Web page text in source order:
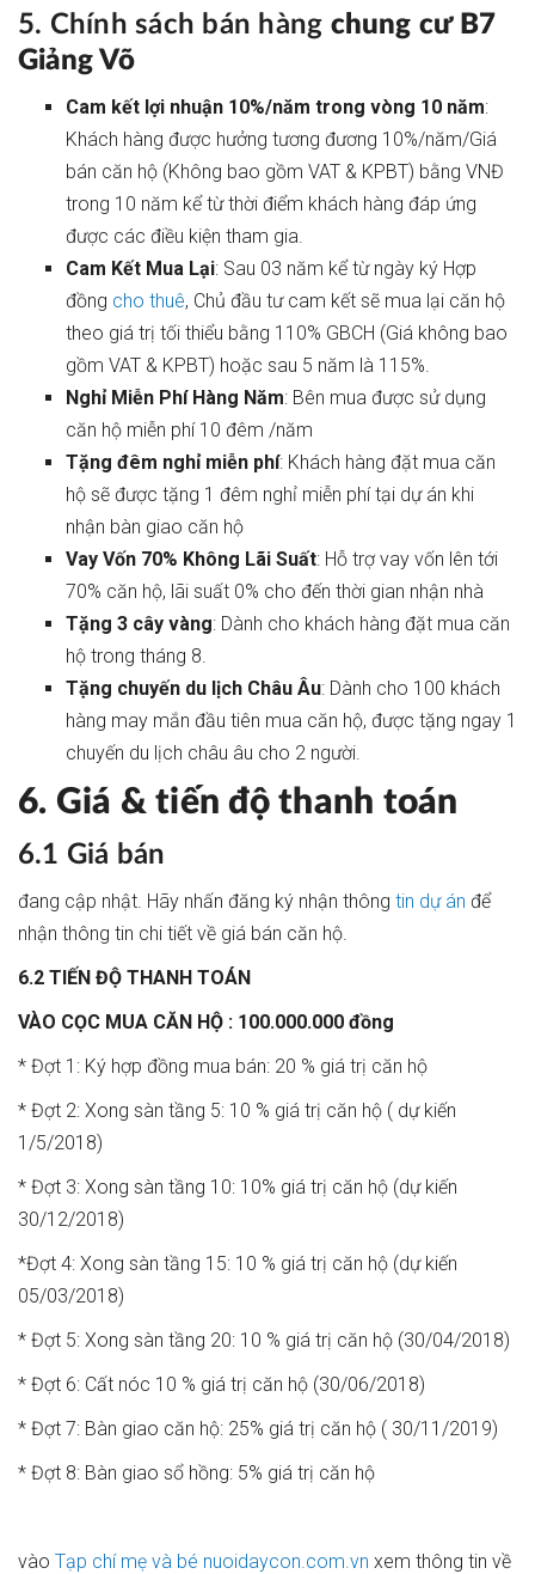
5. Chính sách bán hàng chung cư B7
Giảng Võ
Cam kết lợi nhuận 10%/năm trong vòng 10 năm:
Khách hàng được hưởng tương đương 10%/năm/Giá
bán căn hộ (Không bao gồm VAT & KPBT) bằng VNĐ
trong 10 năm kể từ thời điểm khách hàng đáp ứng
được các điều kiện tham gia.
Cam Kết Mua Lại: Sau 03 năm kể từ ngày ký Hợp
đồng cho thuê, Chủ đầu tư cam kết sẽ mua lại căn hộ
theo giá trị tối thiểu bằng 110% GBCH (Giá không bao
gồm VAT & KPBT) hoặc sau 5 năm là 115%.
Nghỉ Miễn Phí Hàng Năm: Bên mua được sử dụng
căn hộ miễn phí 10 đêm /năm
Tặng đêm nghỉ miễn phí: Khách hàng đặt mua căn
hộ sẽ được tặng 1 đêm nghỉ miễn phí tại dự án khi
nhận bàn giao căn hộ
Vay Vốn 70% Không Lãi Suất: Hỗ trợ vay vốn lên tới
70% căn hộ, lãi suất 0% cho đến thời gian nhận nhà
Tặng 3 cây vàng: Dành cho khách hàng đặt mua căn
hộ trong tháng 8.
Tặng chuyến du lịch Châu Âu: Dành cho 100 khách
hàng may mắn đầu tiên mua căn hộ, được tặng ngay 1
chuyến du lịch châu âu cho 2 người.
6. Giá & tiến độ thanh toán
6.1 Giá bán
đang cập nhật. Hãy nhấn đăng ký nhận thông tin dự án để
nhận thông tin chi tiết về giá bán căn hộ.
6.2 TIẾN ĐỘ THANH TOÁN
VÀO CỌC MUA CĂN HỘ : 100.000.000 đồng
* Đợt 1: Ký hợp đồng mua bán: 20 % giá trị căn hộ
* Đợt 2: Xong sàn tầng 5: 10 % giá trị căn hộ ( dự kiến
1/5/2018)
* Đợt 3: Xong sàn tầng 10: 10% giá trị căn hộ (dự kiến
30/12/2018)
*Đợt 4: Xong sàn tầng 15: 10 % giá trị căn hộ (dự kiến
05/03/2018)
* Đợt 5: Xong sàn tầng 20: 10 % giá trị căn hộ (30/04/2018)
* Đợt 6: Cất nóc 10 % giá trị căn hộ (30/06/2018)
* Đợt 7: Bàn giao căn hộ: 25% giá trị căn hộ ( 30/11/2019)
* Đợt 8: Bàn giao sổ hồng: 5% giá trị căn hộ
vào Tạp chí mẹ và bé nuoidaycon.com.vn xem thông tin về